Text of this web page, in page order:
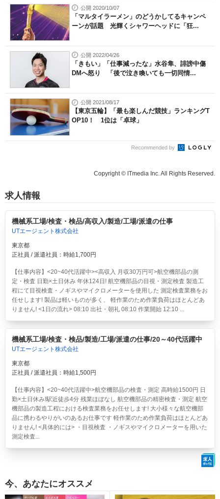
公開 2020/10/07
「マルタイラーメン」のどうかしてるキャンペ
ーンが話題 光輝くシャワーヘッドに「狂...
公開 2022/04/26
「きもい」「仕事減ったな」水谷隼、誹謗中傷
DMへ怒り 「後で泣き喚いても一切同情...
公開 2021/08/17
【東京五輪】「最も楽しんだ競技」ランキングT
OP10！ 1位は「卓球」
Recommended by
Copyright © ITmedia Inc. All Rights Reserved.
求人情報
機械系工場/検査・検品/高収入/製造/工場/派遣の仕事
UTエージェント株式会社
東京都
正社員 / 派遣社員：時給1,700円
【仕事内容】<20~40代活躍中><高収入 月収30万円可>航空機部品の測
定・検査 日勤×土日休み 年休124日!航空機部品の目視・測定検査 製造工
程にて目視検査・ノギスやマイクロメーターを使用した 測定検査業務をお
任せします! 製品は軽いものが多く、 軽作業のため作業負荷はほとんどあ
りません! <1日の流れ> 08:10 出社・朝礼 08:10 作業開始 12:10 ...
機械系工場/検査・検品/製造/工場/派遣の仕事/20～40代活躍中
UTエージェント株式会社
東京都
正社員 / 派遣社員：時給1,500円
【仕事内容】<20~40代活躍中>航空機部品の検査・測定 高時給1500円 日
勤×土日休み!駅近徒歩4分 残業ほぼなし 航空機部品の精密検査・測定 航空
機部品の製造工程における検査業務をお任せします! 大小様々な航空機部
品に携わるやりがいのあるお仕事です 軽作業のため作業負荷はほとんどあ
りません! <具体的には> ・目視検査 ・ノギスやマイクロメーターを用いた
測定検査...
今、あなたにオススメ